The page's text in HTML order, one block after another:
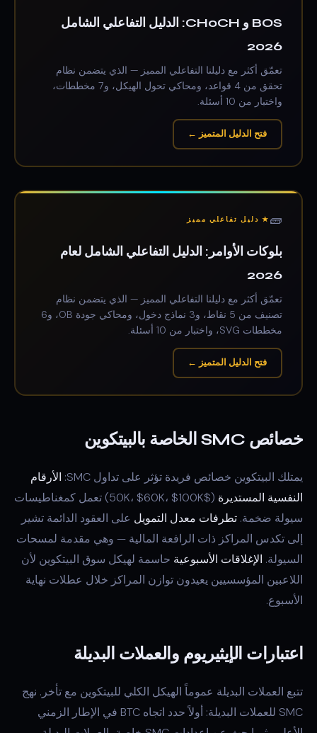
BOS و CHoCH: الدليل التفاعلي الشامل
2026
تعمّق أكثر مع دليلنا التفاعلي المميز — الذي يتضمن نظام
تحقق من 4 قواعد، ومحاكي تحول الهيكل، و7 مخططات،
واختبار من 10 أسئلة.
فتح الدليل المتميز ←
🧱 ★ دليل تفاعلي مميز
بلوكات الأوامر: الدليل التفاعلي الشامل لعام
2026
تعمّق أكثر مع دليلنا التفاعلي المميز — الذي يتضمن نظام
تصنيف من 5 نقاط، و3 نماذج دخول، ومحاكي جودة OB، و6
مخططات SVG، واختبار من 10 أسئلة.
فتح الدليل المتميز ←
خصائص SMC الخاصة بالبيتكوين
يمتلك البيتكوين خصائص فريدة تؤثر على تداول SMC:
الأرقام
النفسية المستديرة
($50K، $60K، $100K) تعمل كمغناطيسات
سيولة ضخمة. تطرفات معدل التمويل على العقود الدائمة تشير
إلى تكدس المراكز ذات الرافعة المالية — وهي مقدمة لمسحات
السيولة. الإغلاقات الأسبوعية حاسمة لهيكل سوق البيتكوين لأن
اللاعبين المؤسسيين يعيدون توازن المراكز خلال عطلات نهاية
الأسبوع.
اعتبارات الإيثيريوم والعملات البديلة
تتبع العملات البديلة عموماً الهيكل الكلي للبيتكوين مع تأخر. نهج
SMC للعملات البديلة: أولاً حدد اتجاه BTC في الإطار الزمني